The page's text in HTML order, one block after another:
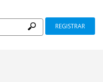
REGISTRAR